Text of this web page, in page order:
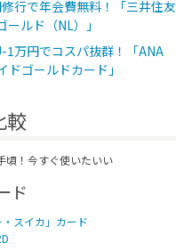
行で年会費無料！「三井住友
ールド（NL）」
1万円でコスパ抜群！「ANA
ドゴールドカード」
較
頃！今すぐ使いたいい
ド
・スイカ」カード